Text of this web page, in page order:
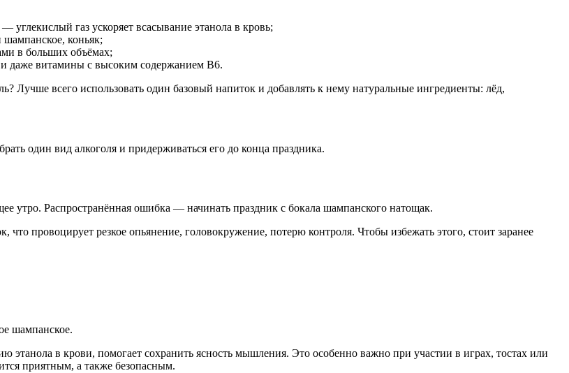
газ ускоряет всасывание этанола в кровь;
коньяк;
в больших объёмах;
даже витамины с высоким содержанием B6.
Лучше всего использовать один базовый напиток и добавлять к нему натуральные ингредиенты: лёд,
один вид алкоголя и придерживаться его до конца праздника.
утро. Распространённая ошибка — начинать праздник с бокала шампанского натощак.
провоцирует резкое опьянение, головокружение, потерю контроля. Чтобы избежать этого, стоит заранее
шампанское.
этанола в крови, помогает сохранить ясность мышления. Это особенно важно при участии в играх, тостах или
приятным, а также безопасным.